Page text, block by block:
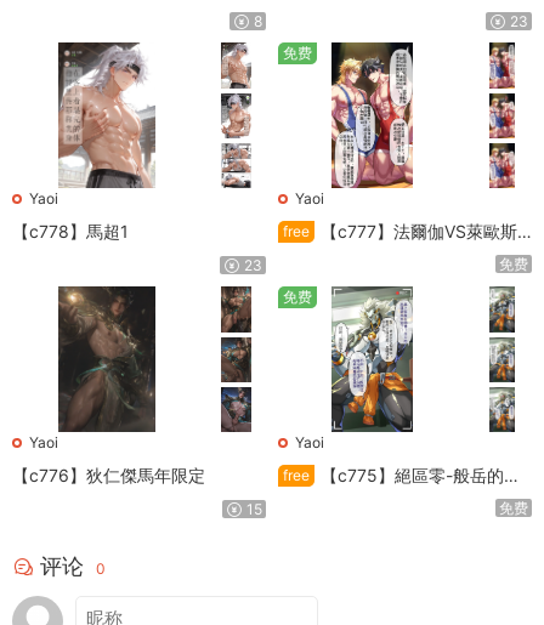
8 23
Yaoi
【c778】馬超1
23
Yaoi
free
【c777】法爾伽VS萊歐斯
免费
免费
Yaoi
【c776】狄仁傑馬年限定
15
Yaoi
free
【c775】絕區零-般岳的訓
免费
免费
评论 0